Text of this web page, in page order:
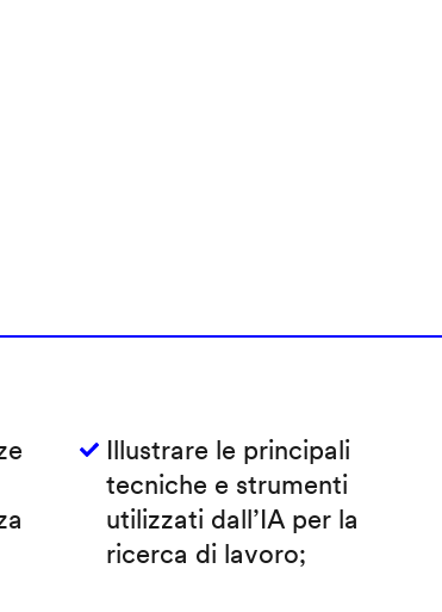
Illustrare le principali
tecniche e strumenti
utilizzati dall’IA per la
ricerca di lavoro;